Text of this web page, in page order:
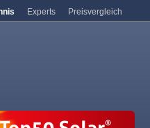
Experts Preisvergleich